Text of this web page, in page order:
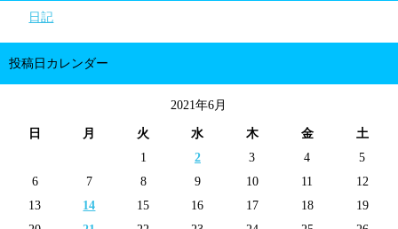
日記
投稿日カレンダー
2021年6月
日 月 火 水 木 金
土
1
2 3 4
5
6
7 8 9 10 11
12
13
14 15 16 17 18
19